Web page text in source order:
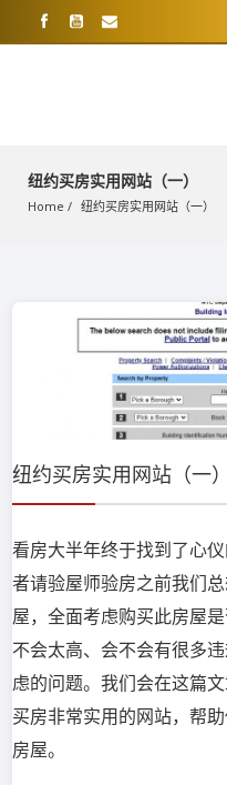
纽约买房实用网站（一）
Home 纽约买房实用网站（一）
纽约买房实用网站（一）
看房大半年终于找到了心
者请验屋师验房之前我们
屋，全面考虑购买此房屋
不会太高、会不会有很多
虑的问题。我们会在这篇
买房非常实用的网站，帮
房屋。